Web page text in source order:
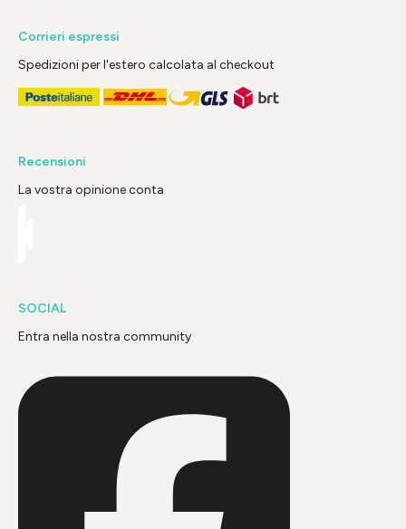
Corrieri espressi
Spedizioni per l'estero calcolata al checkout
Recensioni
La vostra opinione conta
SOCIAL
Entra nella nostra community